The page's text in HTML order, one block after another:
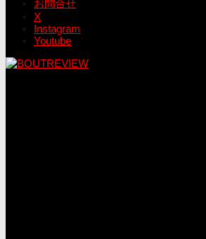
お問合せ
X
Instagram
Youtube